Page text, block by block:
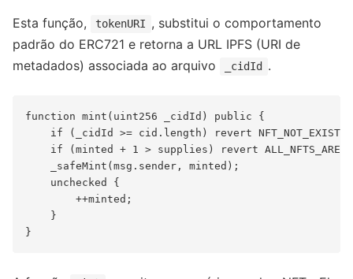
Esta função, tokenURI , substitui o comportamento
padrão do ERC721 e retorna a URL IPFS (URI de
metadados) associada ao arquivo
_cidId .
function mint(uint256 _cidId) public {
if (_cidId >= cid.length) revert
if (minted + 1 > supplies) revert
    _safeMint(msg.sender, minted);
    unchecked {
        ++minted;
    }